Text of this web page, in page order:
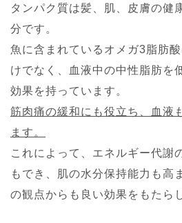
タンパク質は髪、肌、皮膚の健
分です。
魚に含まれているオメガ3脂肪
けでなく、血液中の中性脂肪を
効果を持っています。
筋肉痛の緩和にも役立ち、血液
ます。
これによって、エネルギー代謝
もでき、肌の水分保持能力も高
の観点からも良い効果をもたら